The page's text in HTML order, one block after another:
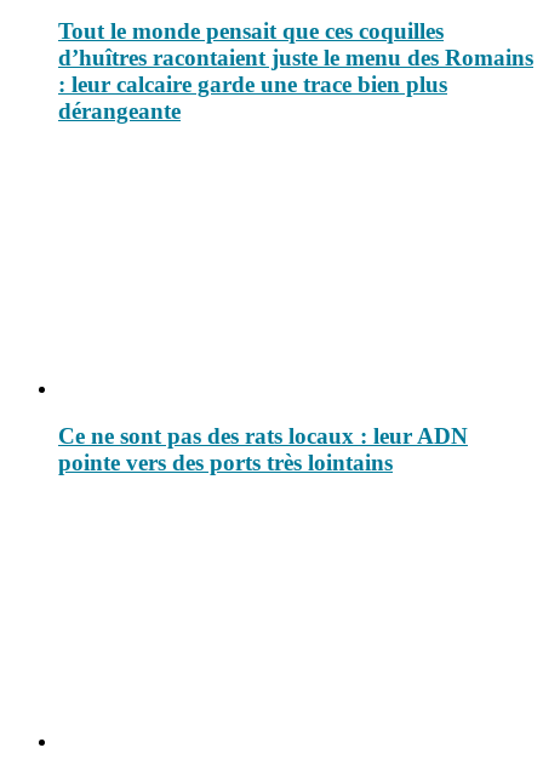
Tout le monde pensait que ces coquilles
d’huîtres racontaient juste le menu des Romains
: leur calcaire garde une trace bien plus
dérangeante
Ce ne sont pas des rats locaux : leur ADN
pointe vers des ports très lointains